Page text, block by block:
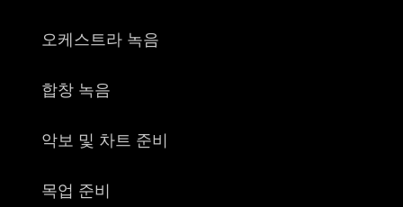
오케스트라 녹음
합창 녹음
악보 및 차트 준비
목업 준비